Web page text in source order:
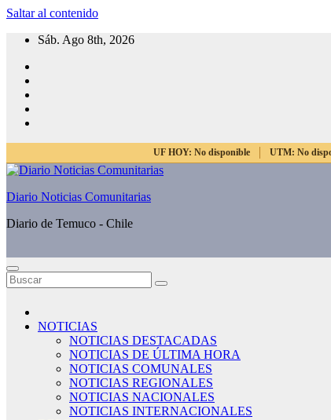
Saltar al contenido
Sáb. Ago 8th, 2026
UF HOY: No disponible UTM: No
Diario Noticias Comunitarias
Diario de Temuco - Chile
NOTICIAS
NOTICIAS DESTACADAS
NOTICIAS DE ÚLTIMA HORA
NOTICIAS COMUNALES
NOTICIAS REGIONALES
NOTICIAS NACIONALES
NOTICIAS INTERNACIONALES